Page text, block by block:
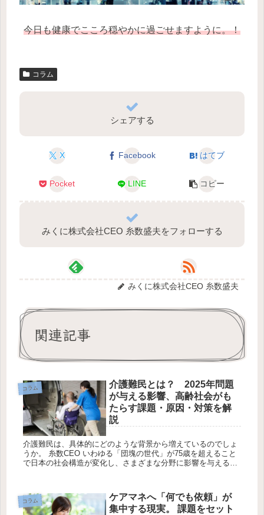
今日も健康でこころ穏やかに過ごせますように。！
コラム
シェアする
X Facebook はてブ
Pocket LINE コピー
みくに株式会社CEO 糸数盛夫をフォローする
みくに株式会社CEO 糸数盛夫
関連記事
コラム
介護難民とは？ 2025年問題
が与える影響、高齢社会がも
たらす課題・原因・対策を解
説
介護難民は、具体的にどのような背景から増えているのでしょ
うか。 糸数CEO いわゆる「団塊の世代」が75歳を超えること
で日本の社会構造が変化し、さまざまな分野に影響を与える
コラム
ケアマネへ「何でも依頼」が
集中する現実。 課題をセット